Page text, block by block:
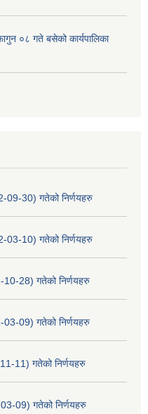
०८ गते बसेको कार्यपालिका
09-30) गतेको निर्णयहरु
03-10) गतेको निर्णयहरु
28) गतेको निर्णयहरु
09) गतेको निर्णयहरु
11) गतेको निर्णयहरु
09) गतेको निर्णयहरु